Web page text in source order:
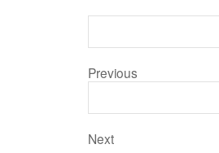
Previous
Next